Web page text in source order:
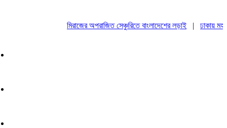
মিরাজের অপরাজিত সেঞ্চুরিতে বাংলাদেশের লড়াই| ঢাকায়